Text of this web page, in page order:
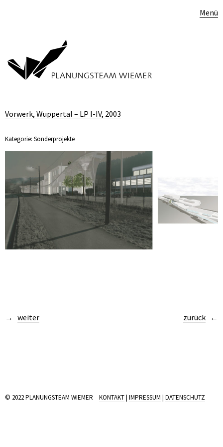
Menü
Vorwerk, Wuppertal – LP I-IV, 2003
Kategorie: Sonderprojekte
weiter zurück
© 2022 PLANUNGSTEAM WIEMER KONTAKT| IMPRESSUM | DATENSCHUTZ